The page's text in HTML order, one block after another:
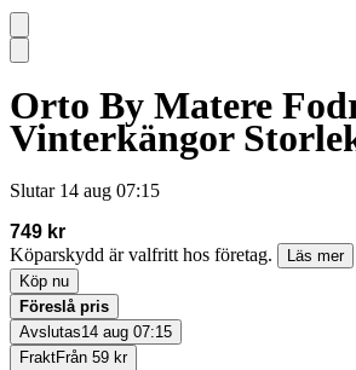
Orto By Matere
Vinterkängor
Slutar 14 aug 07:15
749 kr
Köparskydd är valfritt hos företag.
Läs mer
Köp nu
Föreslå pris
Avslutas14 aug 07:15
FraktFrån 59 kr